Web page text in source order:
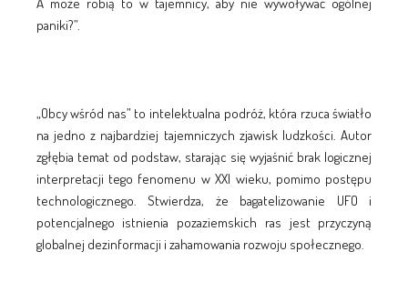
paniki?”.
„Obcy wśród nas” to intelektualna podróż, która rzuca światło
na jedno z najbardziej tajemniczych zjawisk ludzkości. Autor
zgłębia temat od podstaw, starając się wyjaśnić brak logicznej
interpretacji tego fenomenu w XXI wieku, pomimo postępu
technologicznego. Stwierdza, że bagatelizowanie UFO i
potencjalnego istnienia pozaziemskich ras jest przyczyną
globalnej dezinformacji i zahamowania rozwoju społecznego.